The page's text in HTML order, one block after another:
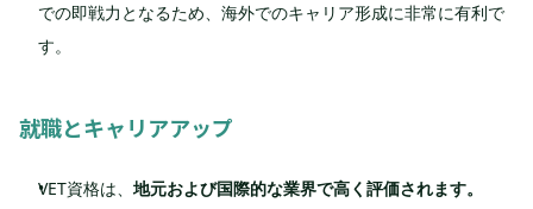
での即戦力となるため、海外でのキャリア形成に非常に有利で
す。
就職とキャリアアップ
VET資格は、 地元および国際的な業界で高く評価されます。